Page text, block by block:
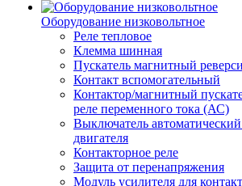
Оборудование низковольтное
Реле тепловое
Клемма шинная
Пускатель магнитный
Контакт вспомогательный
Контактор/магнитный
реле переменного тока (АС)
Выключатель
двигателя
Контакторное реле
Защита от перенапряжения
Модуль усилителя для